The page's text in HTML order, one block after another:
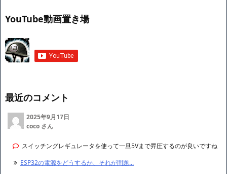
YouTube動画置き場
最近のコメント
2025年9月17日
coco さん
スイッチングレギュレータを使って一旦5Vまで昇圧するのが良いですね
ESP32の電源をどうするか、それが問題...